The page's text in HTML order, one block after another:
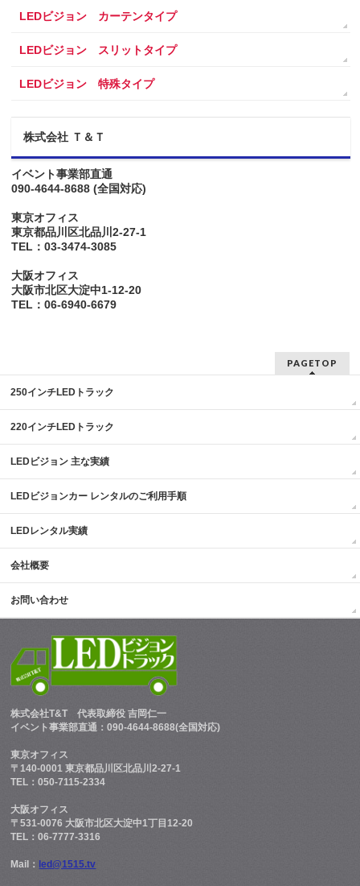
LEDビジョン カーテンタイプ
LEDビジョン スリットタイプ
LEDビジョン 特殊タイプ
株式会社 Ｔ＆Ｔ
イベント事業部直通
090-4644-8688 (全国対応)
東京オフィス
東京都品川区北品川2-27-1
TEL：03-3474-3085
大阪オフィス
大阪市北区大淀中1-12-20
TEL：06-6940-6679
PAGETOP
250インチLEDトラック
220インチLEDトラック
LEDビジョン 主な実績
LEDビジョンカー レンタルのご利用手順
LEDレンタル実績
会社概要
お問い合わせ
株式会社T&T 代表取締役 吉岡仁一
イベント事業部直通：090-4644-8688(全国対応)
東京オフィス
〒140-0001 東京都品川区北品川2-27-1
TEL：050-7115-2334
大阪オフィス
〒531-0076 大阪市北区大淀中1丁目12-20
TEL：06-7777-3316
Mail： led@1515.tv